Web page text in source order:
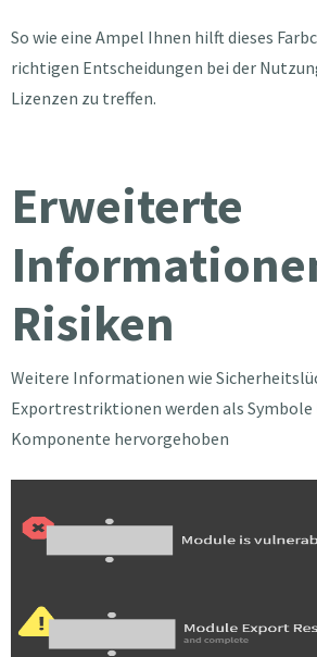
So wie eine Ampel Ihnen hilft dieses
richtigen Entscheidungen bei der
Lizenzen zu treffen.
Erweiterte
Risiken
Weitere Informationen wie
Exportrestriktionen werden als Symbole
Komponente hervorgehoben